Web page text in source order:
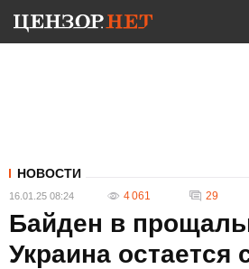
НОВОСТИ
16.01.25 08:24 4 061 29
Байден в
Украина остается